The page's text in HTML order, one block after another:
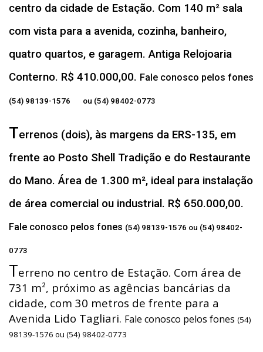
centro da cidade de Estação. Com 140 m² sala
com vista para a avenida, cozinha, banheiro,
quatro quartos, e garagem. Antiga Relojoaria
Conterno. R$ 410.000,00. Fale conosco pelos fones
(54) 98139-1576 ou (54) 98402-0773
Terrenos (dois), às margens da ERS-135, em
frente ao Posto Shell Tradição e do Restaurante
do Mano. Área de 1.300 m², ideal para instalação
de área comercial ou industrial. R$ 650.000,00.
Fale conosco pelos fones (54) 98139-1576 ou (54) 98402-
0773
Terreno no centro de Estação. Com área de
731 m², próximo as agências bancárias da
cidade, com 30 metros de frente para a
Avenida Lido Tagliari. Fale conosco pelos fones (54)
98139-1576 ou (54) 98402-0773